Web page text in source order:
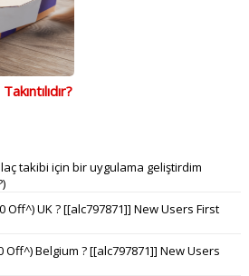
ilaç takibi için bir uygulama geliştirdim
UK ? [[alc797871]] New Users First
Belgium ? [[alc797871]] New Users